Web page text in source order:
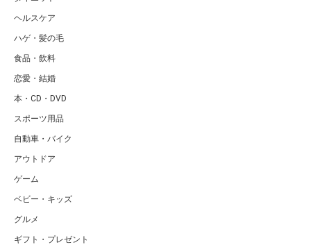
ヘルスケア
ハゲ・髪の毛
食品・飲料
恋愛・結婚
本・CD・DVD
スポーツ用品
自動車・バイク
アウトドア
ゲーム
ベビー・キッズ
グルメ
ギフト・プレゼント